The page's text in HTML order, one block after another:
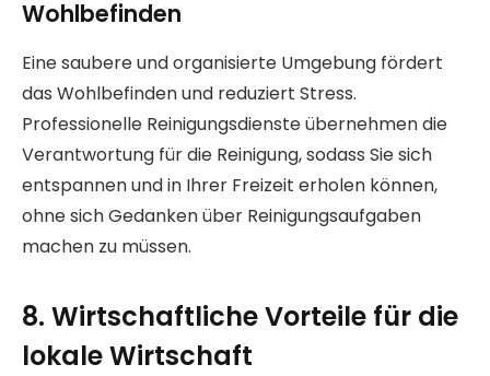
Wohlbefinden
Eine saubere und organisierte Umgebung fördert
das Wohlbefinden und reduziert Stress.
Professionelle Reinigungsdienste übernehmen die
Verantwortung für die Reinigung, sodass Sie sich
entspannen und in Ihrer Freizeit erholen können,
ohne sich Gedanken über Reinigungsaufgaben
machen zu müssen.
8. Wirtschaftliche Vorteile für die
lokale Wirtschaft